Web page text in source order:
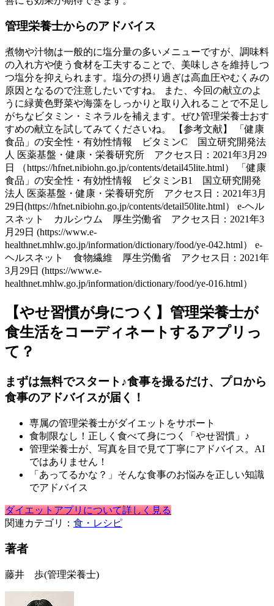
管理栄養士からのアドバイス
煮物や汁物は一般的に塩分量の多いメニューですが、調味料
の入れ方や使う食材を工夫することで、美味しさを維持しつ
つ塩分を抑えられます。塩分の摂り過ぎは高血圧やむくみの
原因となるので注意したいですね。 また、今回の献立のよ
うに緑黄色野菜や海藻をしっかりと取り入れることで不足し
がちなビタミン・ミネラルを補えます。ぜひ管理栄養士おす
すめの献立を試してみてくださいね。 【参考文献】 「健康
食品」の安全性・有効性情報 ビタミンC 国立研究開発法
人 医薬基盤・健康・栄養研究所 アクセス日：2021年3月29
日 （https://hfnet.nibiohn.go.jp/contents/detail45lite.html） 「健康
食品」の安全性・有効性情報 ビタミンB1 国立研究開発
法人 医薬基盤・健康・栄養研究所 アクセス日：2021年3月
29日(https://hfnet.nibiohn.go.jp/contents/detail50lite.html） e-ヘル
スネット カルシウム 厚生労働省 アクセス日：2021年3
月29日 (https://www.e-
healthnet.mhlw.go.jp/information/dictionary/food/ye-042.html） e-
ヘルスネット 食物繊維 厚生労働省 アクセス日：2021年
3月29日 (https://www.e-
healthnet.mhlw.go.jp/information/dictionary/food/ye-016.html）
【やせ習慣が身につく】管理栄養士が
食生活をコーディネートするアプリっ
て？
まずは無料でスタート♪食事を撮るだけ、プロから
食事のアドバイスが届く！
専属の管理栄養士がダイエットをサポート
食制限なし！正しく食べて身につく「やせ習慣」♪
管理栄養士が、写真を目で見て丁寧にアドバイス。AI
ではありません！
「あってるかな？」そんな食事のお悩みを正しい知識
でアドバイス
ダイエットアプリについて詳しく見る
関連カテゴリ： 食・レシピ
著者
藤井 歩(管理栄養士)